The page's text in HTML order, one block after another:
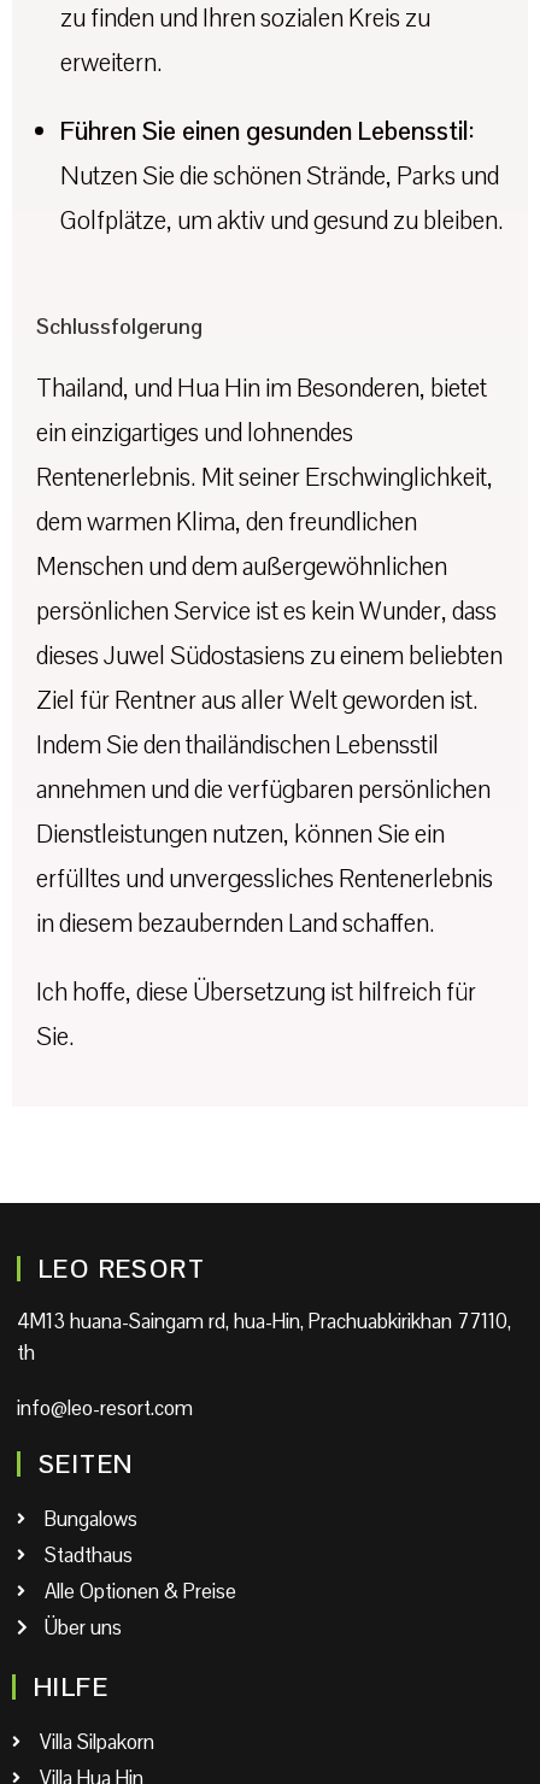
zu finden und Ihren sozialen Kreis zu
erweitern.
Führen Sie einen gesunden Lebensstil:
Nutzen Sie die schönen Strände, Parks und
Golfplätze, um aktiv und gesund zu bleiben.
Schlussfolgerung
Thailand, und Hua Hin im Besonderen, bietet
ein einzigartiges und lohnendes
Rentenerlebnis. Mit seiner Erschwinglichkeit,
dem warmen Klima, den freundlichen
Menschen und dem außergewöhnlichen
persönlichen Service ist es kein Wunder, dass
dieses Juwel Südostasiens zu einem beliebten
Ziel für Rentner aus aller Welt geworden ist.
Indem Sie den thailändischen Lebensstil
annehmen und die verfügbaren persönlichen
Dienstleistungen nutzen, können Sie ein
erfülltes und unvergessliches Rentenerlebnis
in diesem bezaubernden Land schaffen.
Ich hoffe, diese Übersetzung ist hilfreich für
Sie.
LEO RESORT
4M13 huana-Saingam rd, hua-Hin, Prachuabkirikhan 77110,
th
info@leo-resort.com
SEITEN
Bungalows
Stadthaus
Alle Optionen & Preise
Über uns
HILFE
Villa Silpakorn
Villa Hua Hin